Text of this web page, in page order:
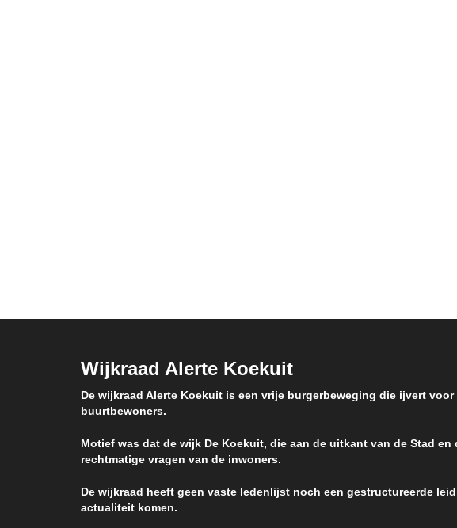
Wijkraad Alerte Koekuit
De wijkraad Alerte Koekuit is een vrije burgerbeweging die ijvert
buurtbewoners.
Motief was dat de wijk De Koekuit, die aan de uitkant van de Stad
rechtmatige vragen van de inwoners.
De wijkraad heeft geen vaste ledenlijst noch een gestructureerde
actualiteit komen.